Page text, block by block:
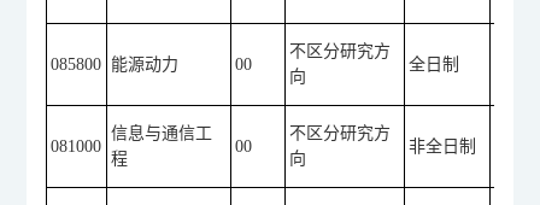
085800 能源动力 00
不区分研究方
向
全日制
081000
信息与通信工
程
00
不区分研究方
向
非全日制